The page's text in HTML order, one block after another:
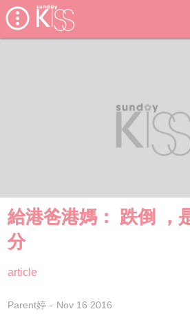
給港爸港媽： 跌倒 ，
分
article
Parent婷 Nov 16 2016